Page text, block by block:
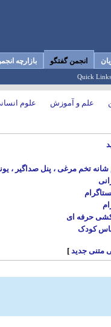
انجمن گفتگو
Quick Links
بازارچه
علم و آموزش علوم
شانه تخم مرغی ، پنل صداگیر ،
حرفه ای
کودک
متنی جدید ]